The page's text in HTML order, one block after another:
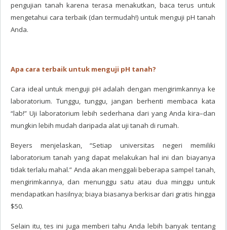
pengujian tanah karena terasa menakutkan, baca terus untuk
mengetahui cara terbaik (dan termudah!) untuk menguji pH tanah
Anda.
Apa cara terbaik untuk menguji pH tanah?
Cara ideal untuk menguji pH adalah dengan mengirimkannya ke
laboratorium. Tunggu, tunggu, jangan berhenti membaca kata
“lab!” Uji laboratorium lebih sederhana dari yang Anda kira–dan
mungkin lebih mudah daripada alat uji tanah di rumah.
Beyers menjelaskan, “Setiap universitas negeri memiliki
laboratorium tanah yang dapat melakukan hal ini dan biayanya
tidak terlalu mahal.” Anda akan menggali beberapa sampel tanah,
mengirimkannya, dan menunggu satu atau dua minggu untuk
mendapatkan hasilnya; biaya biasanya berkisar dari gratis hingga
$50.
Selain itu, tes ini juga memberi tahu Anda lebih banyak tentang